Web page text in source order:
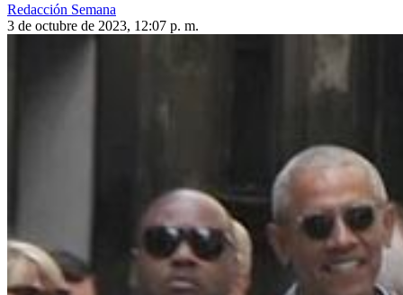
Redacción Semana
3 de octubre de 2023, 12:07 p. m.